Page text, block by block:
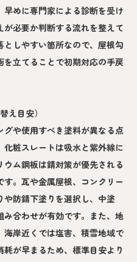
めに専門家による診断を受け
必要か判断する流れを整えて
しやすい箇所なので、屋根勾
立てることで初期対応の手戻
え目安）
や使用すべき塗料が異なる点
粧スレートは吸水と紫外線に
ム鋼板は錆対策が優先される
。瓦や金属屋根、コンクリー
や防錆下塗りを選択し、中塗
み合わせが有効です。また、地
岸近くでは塩害、積雪地域で
が早まるため、標準目安より